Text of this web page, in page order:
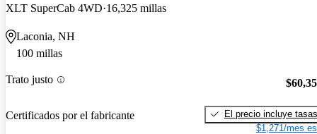
XLT SuperCab 4WD 16,325 millas
Laconia, NH
100 millas
Trato justo
Certificados por el fabricante
El precio incluye tasas
$1,271/mes